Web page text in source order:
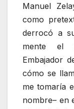
Manuel
como
derrocó a
mente el
Embajador
cómo se
me tomaría
nombre– en